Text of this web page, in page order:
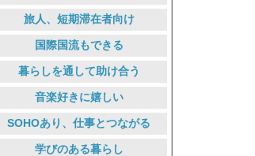
旅人、短期滞在者向け
国際国流もできる
暮らしを通して助け合う
音楽好きに嬉しい
SOHOあり、仕事とつながる
学びのある暮らし